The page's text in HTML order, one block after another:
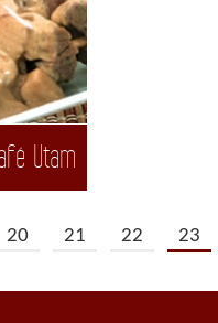
Utam
20 21 22 23